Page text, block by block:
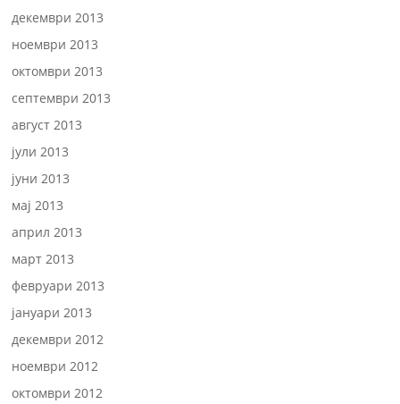
декември 2013
ноември 2013
октомври 2013
септември 2013
август 2013
јули 2013
јуни 2013
мај 2013
април 2013
март 2013
февруари 2013
јануари 2013
декември 2012
ноември 2012
октомври 2012